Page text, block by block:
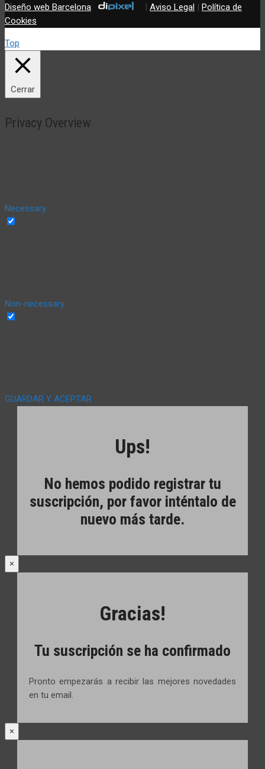
Diseño web Barcelona: Aviso Legal
Política de
Cookies
Top
Cerrar
Privacy Overview
Necessary
Non-necessary
GUARDAR Y ACEPTAR
Ups!
No hemos podido registrar tu
suscripción, por favor inténtalo de
nuevo más tarde.
×
Gracias!
Tu suscripción se ha confirmado
Pronto empezarás a recibir las mejores novedades
en tu email.
×